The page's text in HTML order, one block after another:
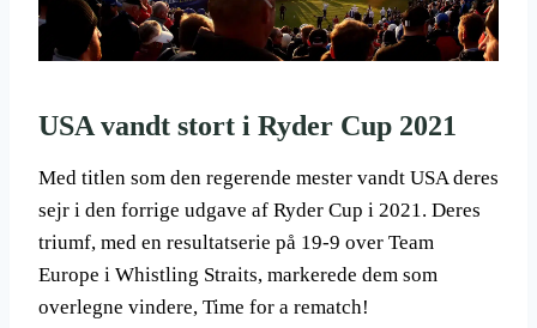
USA vandt stort i Ryder Cup 2021
Med titlen som den regerende mester vandt USA deres
sejr i den forrige udgave af Ryder Cup i 2021. Deres
triumf, med en resultatserie på 19-9 over Team
Europe i Whistling Straits, markerede dem som
overlegne vindere, Time for a rematch!